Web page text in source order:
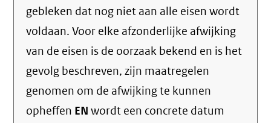
gebleken dat nog niet aan alle eisen wordt
voldaan. Voor elke afzonderlijke afwijking
van de eisen is de oorzaak bekend en is het
gevolg beschreven, zijn maatregelen
genomen om de afwijking te kunnen
opheffen EN wordt een concrete datum